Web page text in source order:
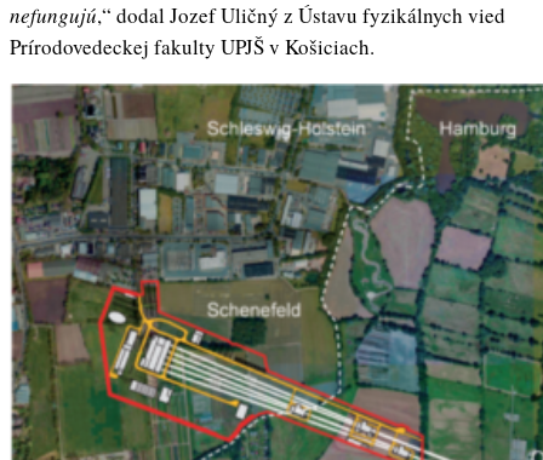
nefungujú,“ dodal Jozef Uličný z Ústavu fyzikálnych vied
Prírodovedeckej fakulty UPJŠ v Košiciach.